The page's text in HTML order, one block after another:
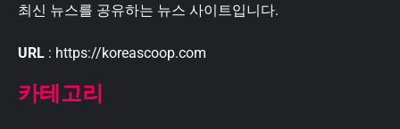
최신 뉴스를 공유하는 뉴스 사이트입니다.
URL : https://koreascoop.com
카테고리